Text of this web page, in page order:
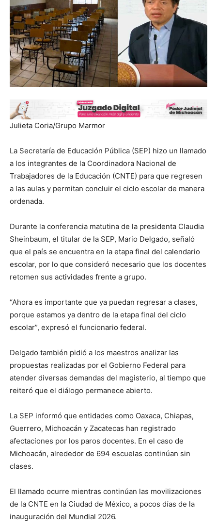
Julieta Coria/Grupo Marmor
La Secretaría de Educación Pública (SEP) hizo un llamado
a los integrantes de la Coordinadora Nacional de
Trabajadores de la Educación (CNTE) para que regresen
a las aulas y permitan concluir el ciclo escolar de manera
ordenada.
Durante la conferencia matutina de la presidenta Claudia
Sheinbaum, el titular de la SEP, Mario Delgado, señaló
que el país se encuentra en la etapa final del calendario
escolar, por lo que consideró necesario que los docentes
retomen sus actividades frente a grupo.
“Ahora es importante que ya puedan regresar a clases,
porque estamos ya dentro de la etapa final del ciclo
escolar”, expresó el funcionario federal.
Delgado también pidió a los maestros analizar las
propuestas realizadas por el Gobierno Federal para
atender diversas demandas del magisterio, al tiempo que
reiteró que el diálogo permanece abierto.
La SEP informó que entidades como Oaxaca, Chiapas,
Guerrero, Michoacán y Zacatecas han registrado
afectaciones por los paros docentes. En el caso de
Michoacán, alrededor de 694 escuelas continúan sin
clases.
El llamado ocurre mientras continúan las movilizaciones
de la CNTE en la Ciudad de México, a pocos días de la
inauguración del Mundial 2026.